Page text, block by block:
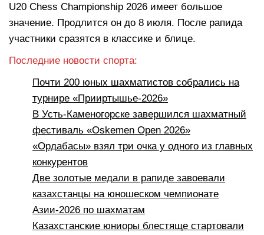
U20 Chess Championship 2026 имеет большое
значение. Продлится он до 8 июля. После рапида
участники сразятся в классике и блице.
Последние новости спорта:
Почти 200 юных шахматистов собрались на
турнире «Прииртышье-2026»
В Усть-Каменогорске завершился шахматный
фестиваль «Oskemen Open 2026»
«Ордабасы» взял три очка у одного из главных
конкурентов
Две золотые медали в рапиде завоевали
казахстанцы на юношеском чемпионате
Азии-2026 по шахматам
Казахстанские юниоры блестяще стартовали